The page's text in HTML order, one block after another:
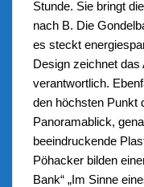
Stunde. Sie bringt
nach B. Die
es steckt
Design zeichnet
verantwortlich.
den höchsten Punkt
Panoramablick,
beeindruckende
Pöhacker bilden
Bank“ „Im Sinne